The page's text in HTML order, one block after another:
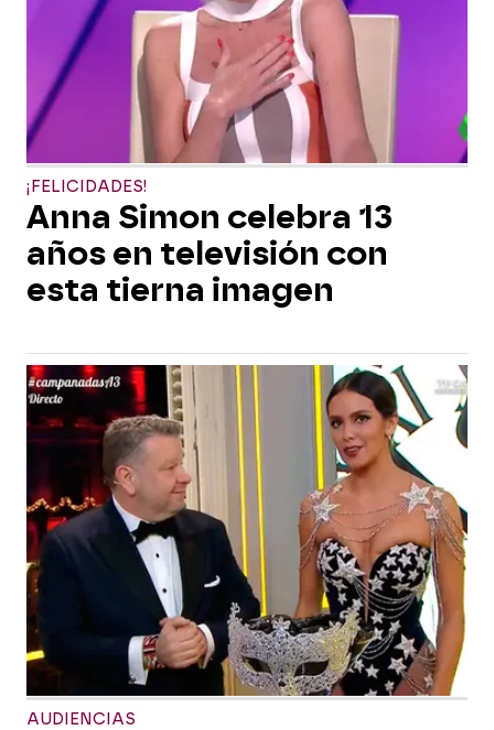
¡FELICIDADES!
Anna Simon celebra 13
años en televisión con
esta tierna imagen
AUDIENCIAS